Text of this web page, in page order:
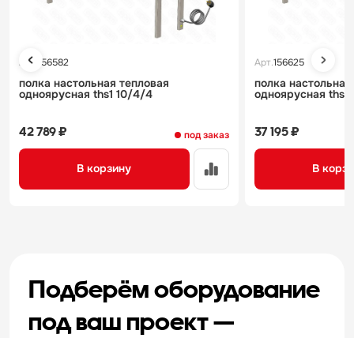
Арт. 156582
полка настольная тепловая
одноярусная ths1 10/4/4
под заказ
42 789 ₽
В корзину
Арт.156625
полка
одноярусная
37 195 ₽
В
Подберём оборудование
под ваш проект —